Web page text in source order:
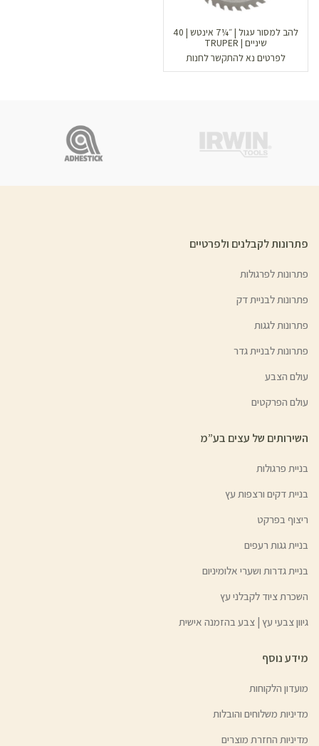
להב למסור עגול | ״¼7 אינטש | 40
שיניים | TRUPER
לפרטים נא להתקשר לחנות
פתרונות לקבלנים ולפרטיים
פתרונות לפרגולות
פתרונות לבניית דק
פתרונות לגגות
פתרונות לבניית גדר
עולם הצבע
עולם הפרקטים
השירותים של עצים בע”מ
בניית פרגולות
בניית דקים ורצפות עץ
ריצוף בפרקט
בניית גגות רעפים
בניית גדרות ושערי אלומיניום
השכרת ציוד לקבלני עץ
גיוון צבעי עץ | צבע בהזמנה אישית
מידע נוסף
מועדון הלקוחות
מדיניות משלוחים והובלות
מדיניות החזרת מוצרים